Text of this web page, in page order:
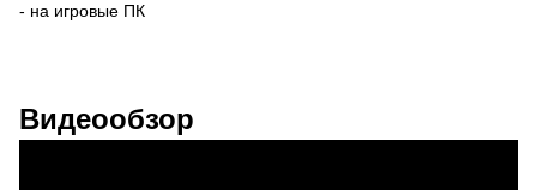
- на игровые ПК
Видеообзор